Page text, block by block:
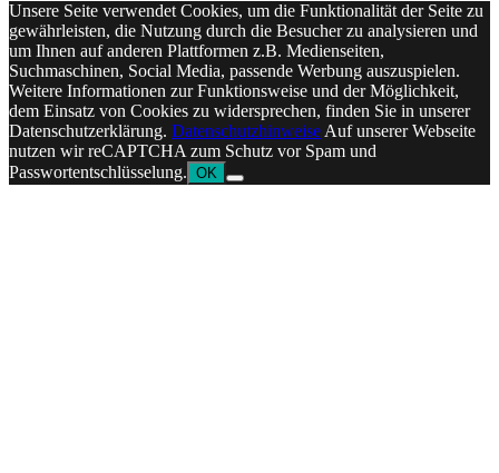
Unsere Seite verwendet Cookies, um die Funktionalität der Seite zu
gewährleisten, die Nutzung durch die Besucher zu analysieren und
um Ihnen auf anderen Plattformen z.B. Medienseiten,
Suchmaschinen, Social Media, passende Werbung auszuspielen.
Weitere Informationen zur Funktionsweise und der Möglichkeit,
dem Einsatz von Cookies zu widersprechen, finden Sie in unserer
Datenschutzerklärung. DatenschutzhinweiseAuf unserer Webseite
nutzen wir reCAPTCHA zum Schutz vor Spam und
Passwortentschlüsselung. OK